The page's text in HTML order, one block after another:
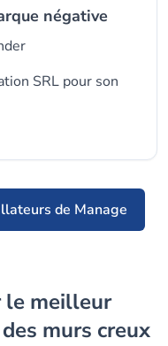
négative
SRL pour son
de Manage
murs creux